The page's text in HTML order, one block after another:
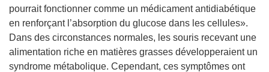
pourrait fonctionner comme un médicament antidiabétique
en renforçant l’absorption du glucose dans les cellules».
Dans des circonstances normales, les souris recevant une
alimentation riche en matières grasses développeraient un
syndrome métabolique. Cependant, ces symptômes ont